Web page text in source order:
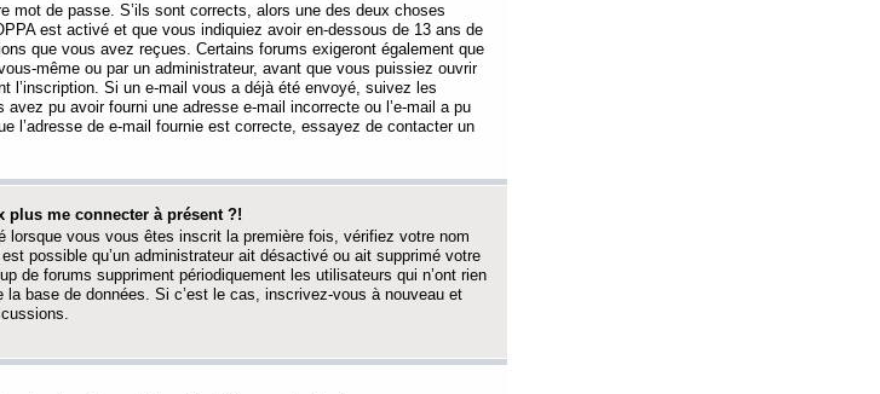
mot de passe. S’ils sont corrects, alors une des deux choses
est activé et que vous indiquiez avoir en-dessous de 13 ans de
que vous avez reçues. Certains forums exigeront également que
même ou par un administrateur, avant que vous puissiez ouvrir
l’inscription. Si un e-mail vous a déjà été envoyé, suivez les
pu avoir fourni une adresse e-mail incorrecte ou l’e-mail a pu
l’adresse de e-mail fournie est correcte, essayez de contacter un
plus me connecter à présent ?!
lorsque vous vous êtes inscrit la première fois, vérifiez votre nom
possible qu’un administrateur ait désactivé ou ait supprimé votre
de forums suppriment périodiquement les utilisateurs qui n’ont rien
base de données. Si c’est le cas, inscrivez-vous à nouveau et